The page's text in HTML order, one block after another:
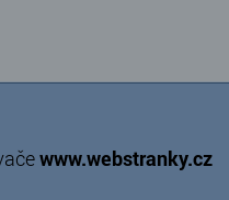
www.webstranky.cz